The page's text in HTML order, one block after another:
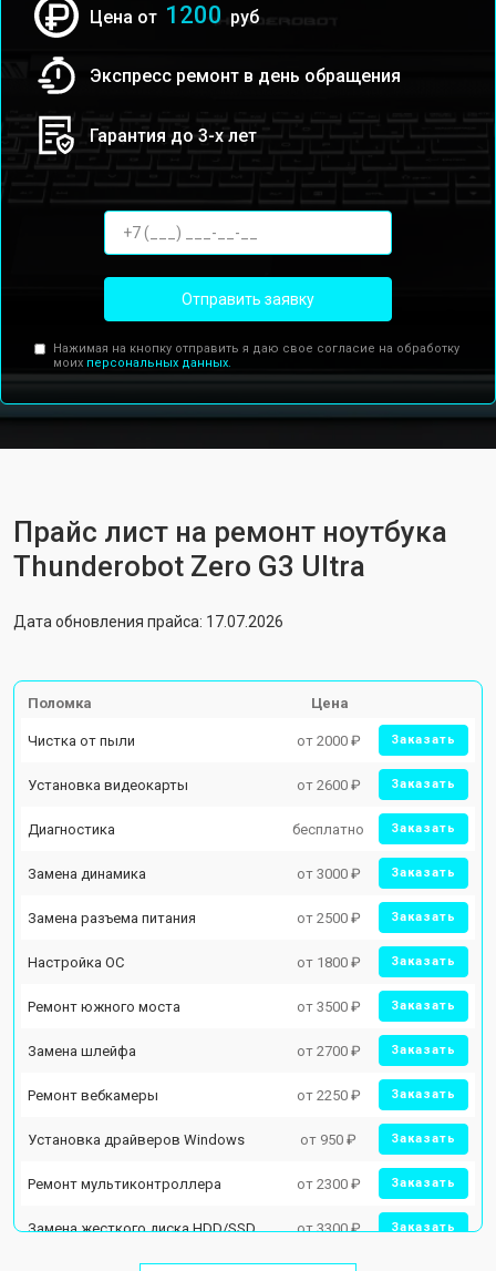
Цена от 1200 руб
Экспресс ремонт в день обращения
Гарантия до 3-х лет
Отправить заявку
Нажимая на кнопку отправить я даю свое согласие на обработку
моих персональных данных.
Прайс лист на ремонт ноутбука
Thunderobot Zero G3 Ultra
Дата обновления прайса: 17.07.2026
Поломка Цена
Чистка от пыли от 2000 ₽ Заказать
Установка видеокарты от 2600 ₽ Заказать
Диагностика бесплатно Заказать
Замена динамика от 3000 ₽ Заказать
Замена разъема питания от 2500 ₽ Заказать
Настройка ОС от 1800 ₽ Заказать
Ремонт южного моста от 3500 ₽ Заказать
Замена шлейфа от 2700 ₽ Заказать
Ремонт вебкамеры от 2250 ₽ Заказать
Установка драйверов Windows от 950 ₽ Заказать
Ремонт мультиконтроллера от 2300 ₽ Заказать
Замена жесткого диска HDD/SSD от 3300 ₽ Заказать